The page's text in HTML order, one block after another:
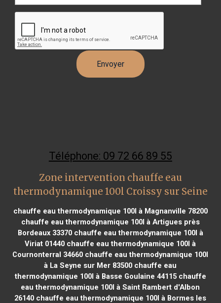
Téléphone: 09 72 66 89 55
Zone intervention chauffe eau
thermodynamique 100l Croissy sur Seine
chauffe eau thermodynamique 100l à Magnanville 78200
chauffe eau thermodynamique 100l à Artigues près
Bordeaux 33370chauffe eau thermodynamique 100l à
Viriat 01440 chauffe eau thermodynamique 100l à
Cournonterral 34660 chauffe eau thermodynamique 100l
à La Seyne sur Mer 83500 chauffe eau
thermodynamique 100l à Basse Goulaine 44115chauffe
eau thermodynamique 100l à Saint Rambert d'Albon
26140 chauffe eau thermodynamique 100l à Bormes les